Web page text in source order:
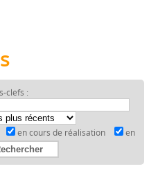
clefs :
en cours de réalisation
en